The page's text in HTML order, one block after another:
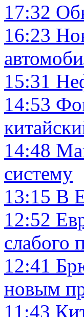
17:32
16:23
15:31
14:53
14:48
систему
13:15 В
12:52
слабого
12:41
новым
11:43